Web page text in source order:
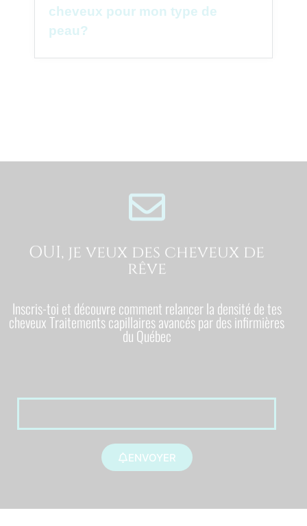
cheveux pour mon type de
peau?
OUI, je veux des cheveux de
rêve
Inscris-toi et découvre comment relancer la densité de tes
cheveux Traitements capillaires avancés par des infirmières
du Québec
ENVOYER